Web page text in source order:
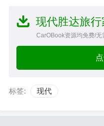
现代胜达旅
CarOBook资源均免费/无
标签: 现代